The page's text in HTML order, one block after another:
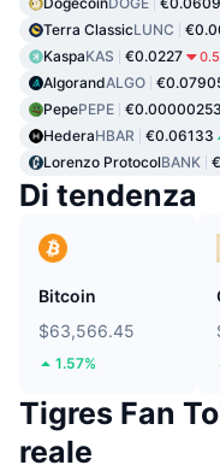
Terra ClassicLUNC
KaspaKAS €0.0227
AlgorandALGO
PepePEPE
HederaHBAR €0.06133
Lorenzo ProtocolBANK
Di tendenza
Bitcoin
$63,566.45
1.57%
Tigres Fan
reale